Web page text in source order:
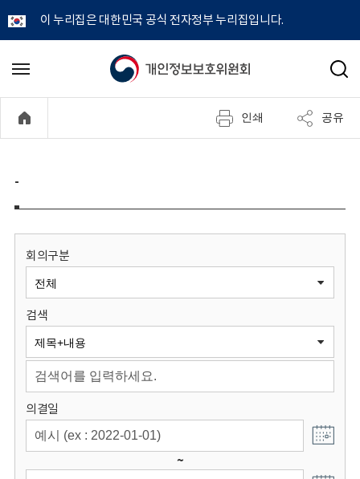
이 누리집은 대한민국 공식 전자정부 누리집입니다.
개
정
보
원
회
메
기
검
인쇄 공유
-
회의구분
검색
의결일
~